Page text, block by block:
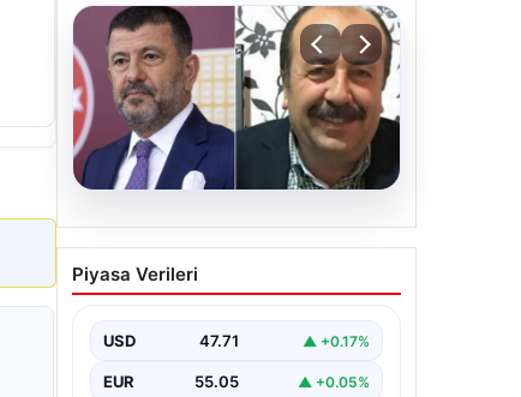
06.08.2026
Veli Ağbaba’nın ağabeyi
Hür Ağbaba tutuklandı
Piyasa Verileri
USD 47.71 ▲ +0.17%
EUR 55.05 ▲ +0.05%